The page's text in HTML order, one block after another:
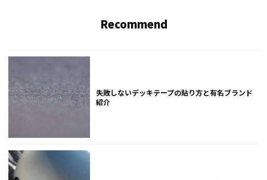
Recommend
失敗しないデッキテープの貼り方と有名ブランド
紹介